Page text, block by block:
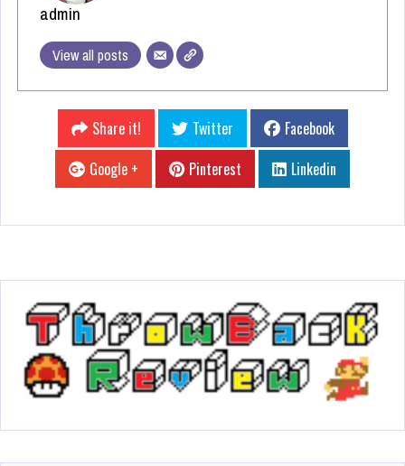
admin
View all posts
Share it! Twitter
Facebook
Google +
Pinterest Linkedin